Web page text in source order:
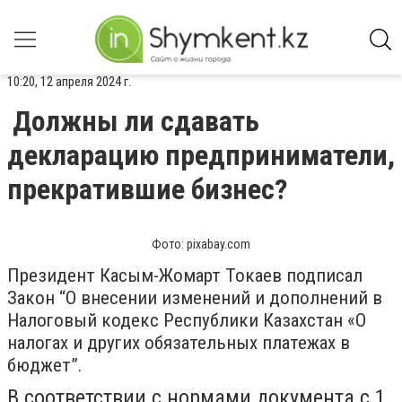
10:20, 12 апреля 2024 г.
Должны ли сдавать
декларацию предприниматели,
прекратившие бизнес?
Фото: pixabay.com
Президент Касым-Жомарт Токаев подписал
Закон “О внесении изменений и дополнений в
Налоговый кодекс Республики Казахстан «О
налогах и других обязательных платежах в
бюджет”.